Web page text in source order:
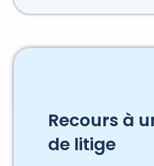
Recours à
de litige